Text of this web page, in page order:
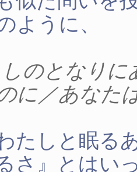
ように、
しのとなり
に／あなた
たしと眠る
さ』とはい